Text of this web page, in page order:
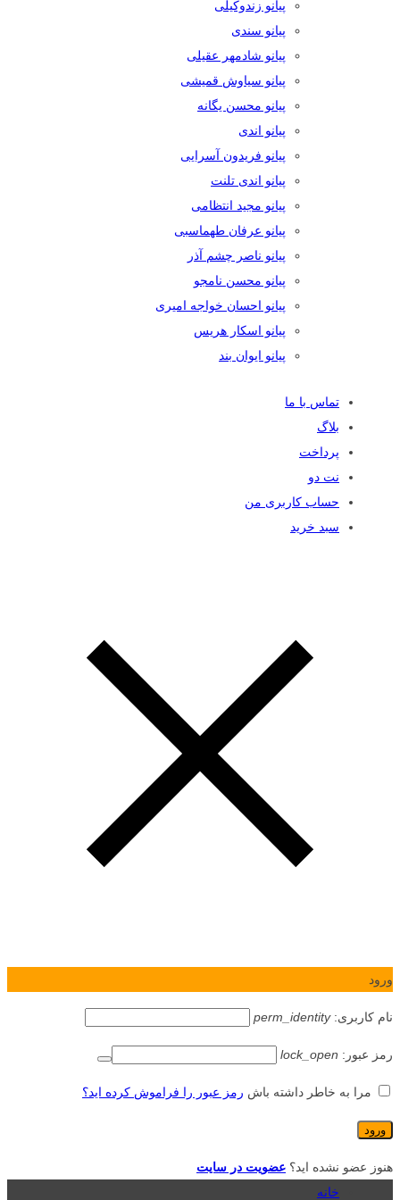
پیانو زندوکیلی
پیانو سندی
پیانو شادمهر عقیلی
پیانو سیاوش قمیشی
پیانو محسن یگانه
پیانو اندی
پیانو فریدون آسرایی
پیانو اندی تلنت
پیانو مجید انتظامی
پیانو عرفان طهماسبی
پیانو ناصر چشم آذر
پیانو محسن نامجو
پیانو احسان خواجه امیری
پیانو اسکار هریس
پیانو ایوان بند
تماس با ما
بلاگ
پرداخت
نت دو
حساب کاربری من
سبد خرید
ورود
نام کاربری:perm_identity
رمز عبور: lock_open
مرا به خاطر داشته باش رمز عبور را فراموش کرده اید؟
هنوز عضو نشده اید؟ عضویت در سایت
خانه